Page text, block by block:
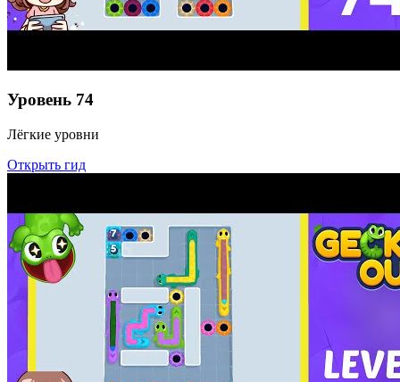
Уровень 74
Лёгкие уровни
Открыть гид